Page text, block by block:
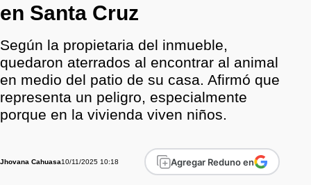
en Santa Cruz
Según la propietaria del inmueble,
quedaron aterrados al encontrar al animal
en medio del patio de su casa. Afirmó que
representa un peligro, especialmente
porque en la vivienda viven niños.
Jhovana Cahuasa10/11/2025 10:18 Agregar Reduno en